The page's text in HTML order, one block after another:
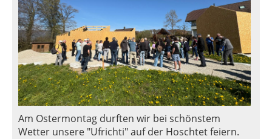
Am Ostermontag durften wir bei schönstem
Wetter unsere "Ufrichti" auf der Hoschtet feiern.